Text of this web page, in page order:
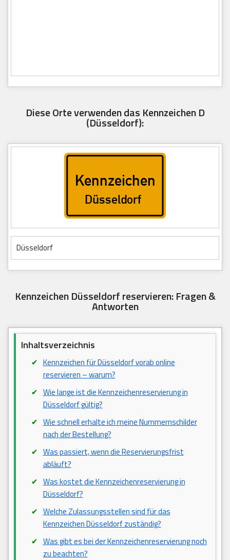
Diese Orte verwenden das Kennzeichen D
(Düsseldorf):
Düsseldorf
Kennzeichen Düsseldorf reservieren: Fragen &
Antworten
Inhaltsverzeichnis
Kennzeichen für Düsseldorf vorab online
reservieren – warum?
Wie lange ist die Kennzeichenreservierung in
Düsseldorf gültig?
Wie schnell erhalte ich meine Nummernschilder
nach der Bestellung?
Was passiert, wenn die Reservierungsfrist
abläuft?
Was kostet die Kennzeichenreservierung in
Düsseldorf?
Welche Zulassungsstellen sind für das
Kennzeichen Düsseldorf zuständig?
Was gibt es bei der Kennzeichenreservierung noch
zu beachten?